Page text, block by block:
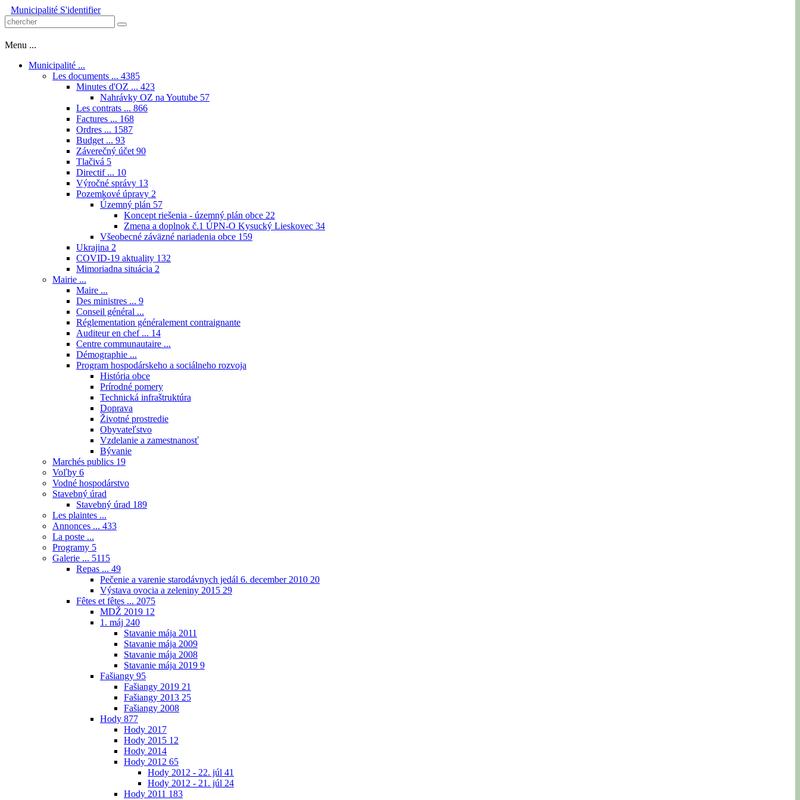
Municipalité S'identifier
Menu ...
Municipalité ...
Les documents ... 4385
Minutes d'OZ ... 423
Nahrávky OZ na Youtube 57
Les contrats ... 866
Factures ... 168
Ordres ... 1587
Budget ... 93
Záverečný účet 90
Tlačivá 5
Directif ... 10
Výročné správy 13
Pozemkové úpravy 2
Územný plán 57
Koncept riešenia - územný plán obce 22
Zmena a doplnok č.1 ÚPN-O Kysucký Lieskovec 34
Všeobecné záväzné nariadenia obce 159
Ukrajina 2
COVID-19 aktuality 132
Mimoriadna situácia 2
Mairie ...
Maire ...
Des ministres ... 9
Conseil général ...
Réglementation généralement contraignante
Auditeur en chef ... 14
Centre communautaire ...
Démographie ...
Program hospodárskeho a sociálneho rozvoja
História obce
Prírodné pomery
Technická infraštruktúra
Doprava
Životné prostredie
Obyvateľstvo
Vzdelanie a zamestnanosť
Bývanie
Marchés publics 19
Voľby 6
Vodné hospodárstvo
Stavebný úrad
Stavebný úrad 189
Les plaintes ...
Annonces ... 433
La poste ...
Programy 5
Galerie ... 5115
Repas ... 49
Pečenie a varenie starodávnych jedál 6. december 2010 20
Výstava ovocia a zeleniny 2015 29
Fêtes et fêtes ... 2075
MDŽ 2019 12
1. máj 240
Stavanie mája 2011
Stavanie mája 2009
Stavanie mája 2008
Stavanie mája 2019 9
Fašiangy 95
Fašiangy 2019 21
Fašiangy 2013 25
Fašiangy 2008
Hody 877
Hody 2017
Hody 2015 12
Hody 2014
Hody 2012 65
Hody 2012 - 22. júl 41
Hody 2012 - 21. júl 24
Hody 2011 183